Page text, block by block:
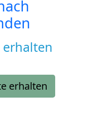
erhalten